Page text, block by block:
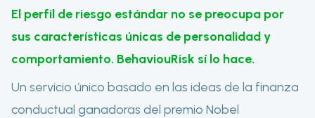
El perfil de riesgo estándar no se preocupa por
sus características únicas de personalidad y
comportamiento. BehaviouRisk sí lo hace.
Un servicio único basado en las ideas de la finanza
conductual ganadoras del premio Nobel